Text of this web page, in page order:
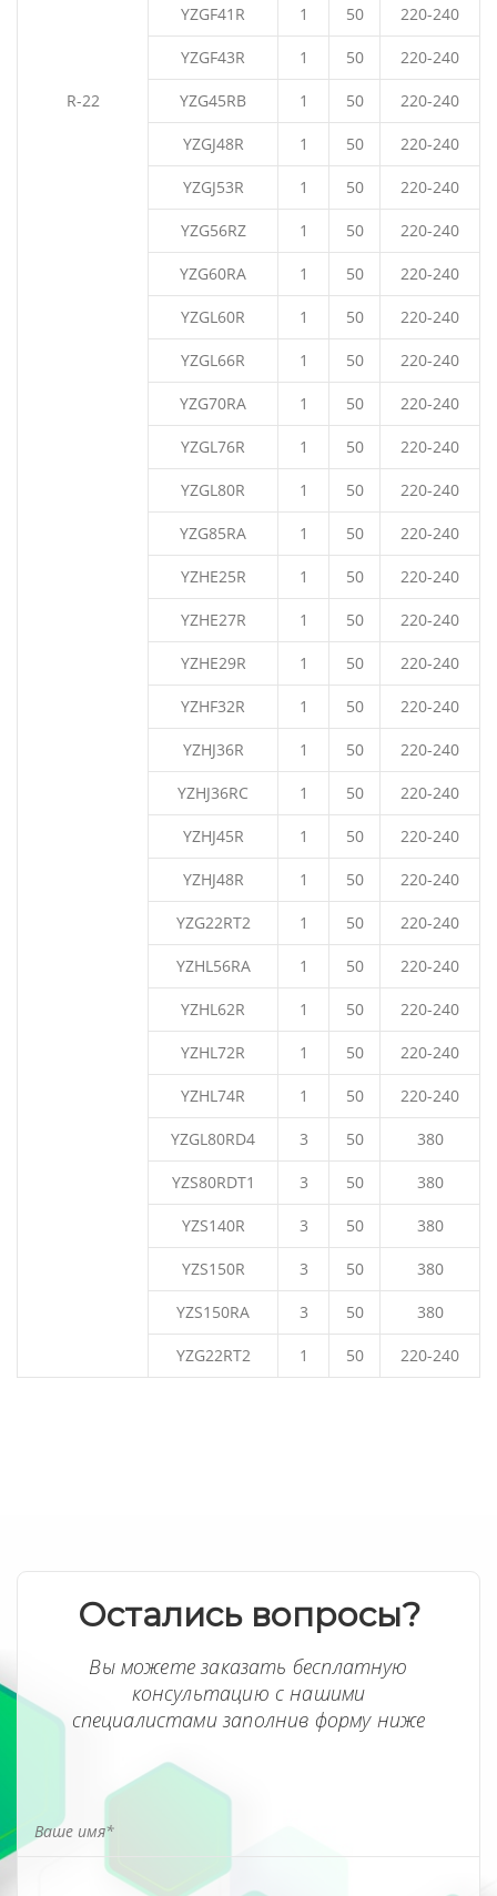
R-22
YZGF41R 1 50 220-240
YZGF43R 1 50 220-240
YZG45RB 1 50 220-240
YZGJ48R 1 50 220-240
YZGJ53R 1 50 220-240
YZG56RZ 1 50 220-240
YZG60RA 1 50 220-240
YZGL60R 1 50 220-240
YZGL66R 1 50 220-240
YZG70RA 1 50 220-240
YZGL76R 1 50 220-240
YZGL80R 1 50 220-240
YZG85RA 1 50 220-240
YZHE25R 1 50 220-240
YZHE27R 1 50 220-240
YZHE29R 1 50 220-240
YZHF32R 1 50 220-240
YZHJ36R 1 50 220-240
YZHJ36RC 1 50 220-240
YZHJ45R 1 50 220-240
YZHJ48R 1 50 220-240
YZG22RT2 1 50 220-240
YZHL56RA 1 50 220-240
YZHL62R 1 50 220-240
YZHL72R 1 50 220-240
YZHL74R 1 50 220-240
YZGL80RD4 3 50 380
YZS80RDT1 3 50 380
YZS140R 3 50 380
YZS150R 3 50 380
YZS150RA 3 50 380
YZG22RT2 1 50 220-240
Остались вопросы?
Вы можете заказать бесплатную
консультацию с нашими
специалистами заполнив форму ниже